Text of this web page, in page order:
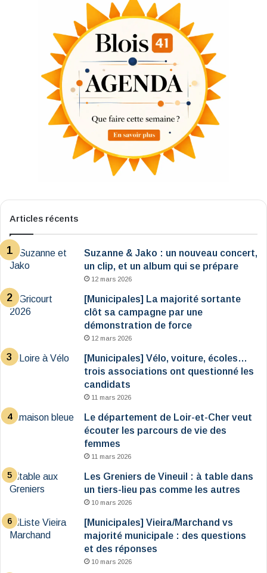
Articles récents
Suzanne & Jako : un nouveau concert,
un clip, et un album qui se prépare
12 mars 2026
[Municipales] La majorité sortante
clôt sa campagne par une
démonstration de force
12 mars 2026
[Municipales] Vélo, voiture, écoles…
trois associations ont questionné les
candidats
11 mars 2026
Le département de Loir-et-Cher veut
écouter les parcours de vie des
femmes
11 mars 2026
Les Greniers de Vineuil : à table dans
un tiers-lieu pas comme les autres
10 mars 2026
[Municipales] Vieira/Marchand vs
majorité municipale : des questions
et des réponses
10 mars 2026